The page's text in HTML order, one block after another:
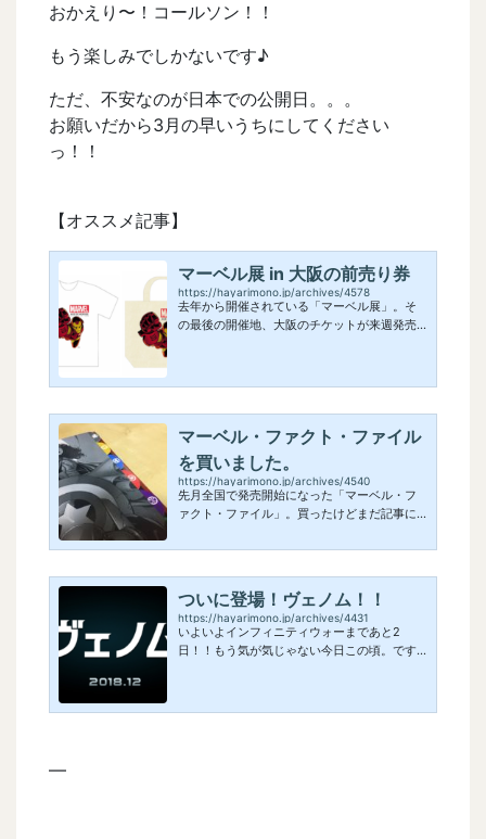
おかえり〜！コールソン！！
もう楽しみでしかないです♪
ただ、不安なのが日本での公開日。。。
お願いだから3月の早いうちにしてください
っ！！
【オススメ記事】
マーベル展 in 大阪の前売り券
https://hayarimono.jp/archives/4578
去年から開催されている「マーベル展」。そ
の最後の開催地、大阪のチケットが来週発売
ク。 出典：Lmaga.jp 大阪限定の特典グッズ
で、それぞれアイアンマンのデザイン。な
に？関西ではアイアンマンが人気なの？？個
人的にはキャップがよかった。。。。なんて
思いながらもちゃっかり買いますよw価格は2,
980円で、各限定５００セットだそうです。通
マーベル・ファクト・ファイル
を買いました。
https://hayarimono.jp/archives/4540
先月全国で発売開始になった「マーベル・フ
ァクト・ファイル」。買ったけどまだ記事に
目の表紙はスパイディこと「スパイダーマ
側）が付いてます。このバインダーにファイ
リングしていくと、マーベル大辞典の完
成！！ってわけですね♪ ファイリングは、
「アベンジャーズ」「X-MEN」「ファンタス
ティック・フォー」「スパイダーマン」「マ
よう...
ついに登場！ヴェノム！！
https://hayarimono.jp/archives/4431
いよいよインフィニティウォーまであと2
日！！もう気が気じゃない今日この頃。です
—